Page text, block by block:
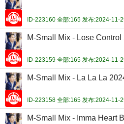
ID-223160 全部:165 发布:2024-11-
M-Small Mix - Lose Control
ID-223159 全部:165 发布:2024-11-
M-Small Mix - La La La
ID-223158 全部:165 发布:2024-11-
M-Small Mix - Imma Heart